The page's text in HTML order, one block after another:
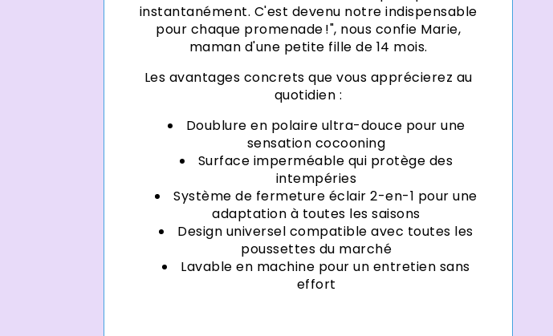
instantanément. C'est devenu notre indispensable
pour chaque promenade !", nous confie Marie,
maman d'une petite fille de 14 mois.
Les avantages concrets que vous apprécierez au
quotidien :
Doublure en polaire ultra-douce pour une
sensation cocooning
Surface imperméable qui protège des
intempéries
Système de fermeture éclair 2-en-1 pour une
adaptation à toutes les saisons
Design universel compatible avec toutes les
poussettes du marché
Lavable en machine pour un entretien sans
effort